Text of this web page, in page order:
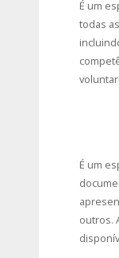
É um
todas
É um
outros.